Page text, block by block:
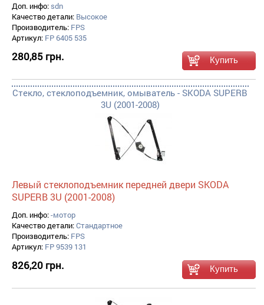
Доп. инфо: sdn
Качество детали: Высокое
Производитель: FPS
Артикул: FP 6405 535
280,85 грн.
Стекло, стеклоподъемник, омыватель - SKODA SUPERB
3U (2001-2008)
Левый стеклоподъемник передней двери SKODA
SUPERB 3U (2001-2008)
Доп. инфо:-мотор
Качество детали:Стандартное
Производитель: FPS
Артикул: FP 9539 131
826,20 грн.